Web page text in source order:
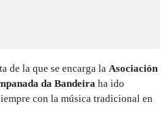
de la que se encarga la Asociación
da Bandeira ha ido
con la música tradicional en